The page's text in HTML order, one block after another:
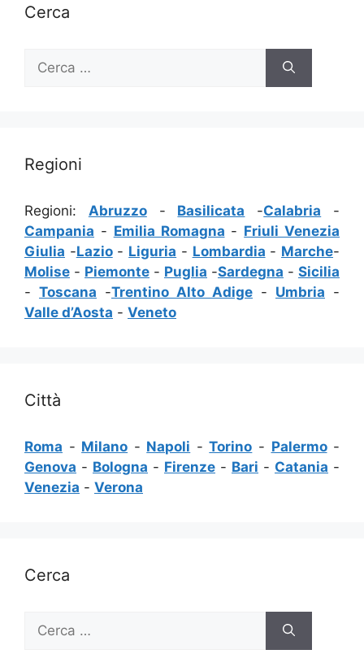
Cerca
per:
Regioni
Regioni: Abruzzo- Basilicata -Calabria -
Campania - Emilia Romagna - Friuli Venezia
Giulia -Lazio- Liguria - Lombardia - Marche-
Molise - Piemonte - Puglia -Sardegna - Sicilia
- Toscana -Trentino Alto Adige - Umbria -
Valle d’Aosta - Veneto
Città
Roma - Milano - Napoli -Torino - Palermo-
Genova - Bologna - Firenze - Bari - Catania -
Venezia - Verona
Cerca
per: